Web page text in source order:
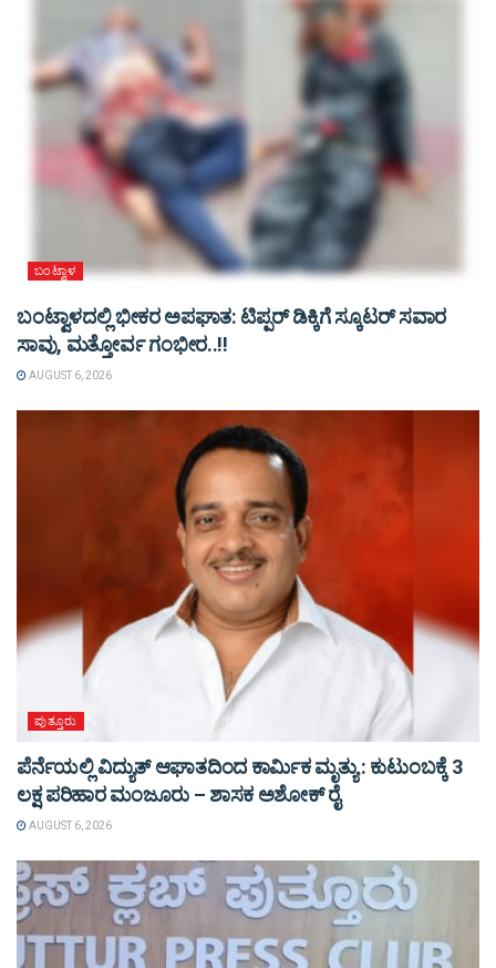
ಬಂಟ್ವಾಳ
ಬಂಟ್ವಾಳದಲ್ಲಿ ಭೀಕರ ಅಪಘಾತ: ಟಿಪ್ಪರ್ ಡಿಕ್ಕಿಗೆ ಸ್ಕೂಟರ್ ಸವಾರ
ಸಾವು, ಮತ್ತೋರ್ವ ಗಂಭೀರ..!!
AUGUST 6, 2026
ಪುತ್ತೂರು
ಪೆರ್ನೆಯಲ್ಲಿ ವಿದ್ಯುತ್ ಆಘಾತದಿಂದ ಕಾರ್ಮಿಕ ಮೃತ್ಯು : ಕುಟುಂಬಕ್ಕೆ 3
ಲಕ್ಷ ಪರಿಹಾರ ಮಂಜೂರು – ಶಾಸಕ ಅಶೋಕ್ ರೈ
AUGUST 6, 2026